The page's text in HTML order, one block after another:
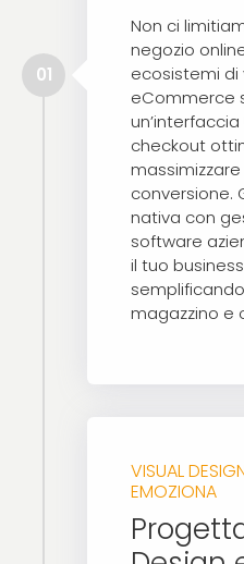
Non ci
negozio
ecosistemi di
eCommerce
checkout
conversione.
nativa con
software
il tuo
magazzino e
01
VISUAL
EMOZIONA